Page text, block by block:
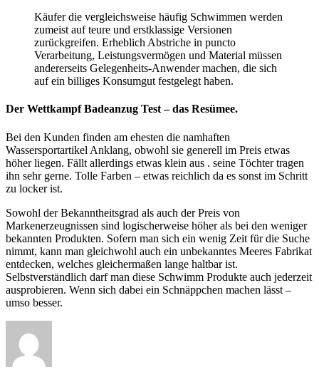
Käufer die vergleichsweise häufig Schwimmen werden
zumeist auf teure und erstklassige Versionen
zurückgreifen. Erheblich Abstriche in puncto
Verarbeitung, Leistungsvermögen und Material müssen
andererseits Gelegenheits-Anwender machen, die sich
auf ein billiges Konsumgut festgelegt haben.
Der Wettkampf Badeanzug Test – das Resümee.
Bei den Kunden finden am ehesten die namhaften
Wassersportartikel Anklang, obwohl sie generell im Preis etwas
höher liegen. Fällt allerdings etwas klein aus . seine Töchter tragen
ihn sehr gerne. Tolle Farben – etwas reichlich da es sonst im Schritt
zu locker ist.
Sowohl der Bekanntheitsgrad als auch der Preis von
Markenerzeugnissen sind logischerweise höher als bei den weniger
bekannten Produkten. Sofern man sich ein wenig Zeit für die Suche
nimmt, kann man gleichwohl auch ein unbekanntes Meeres Fabrikat
entdecken, welches gleichermaßen lange haltbar ist.
Selbstverständlich darf man diese Schwimm Produkte auch jederzeit
ausprobieren. Wenn sich dabei ein Schnäppchen machen lässt –
umso besser.